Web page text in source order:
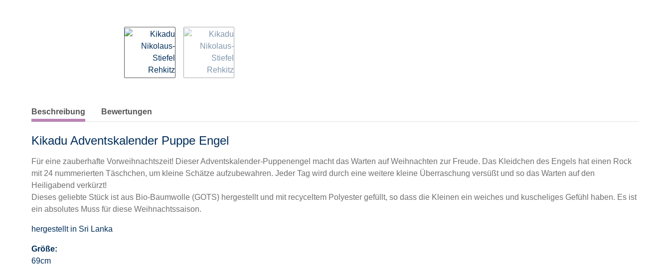
weitere Registerkarten anzeigen
Beschreibung Bewertungen
Kikadu Adventskalender Puppe Engel
Für eine zauberhafte Vorweihnachtszeit! Dieser Adventskalender-Puppenengel macht das Warten auf Weihnachten zur Freude. Das Kleidchen des Engels hat einen Rock
mit 24 nummerierten Täschchen, um kleine Schätze aufzubewahren. Jeder Tag wird durch eine weitere kleine Überraschung versüßt und so das Warten auf den
Heiligabend verkürzt!
Dieses geliebte Stück ist aus Bio-Baumwolle (GOTS) hergestellt und mit recyceltem Polyester gefüllt, so dass die Kleinen ein weiches und kuscheliges Gefühl haben. Es ist
ein absolutes Muss für diese Weihnachtssaison.
hergestellt in Sri Lanka
Größe:
69cm